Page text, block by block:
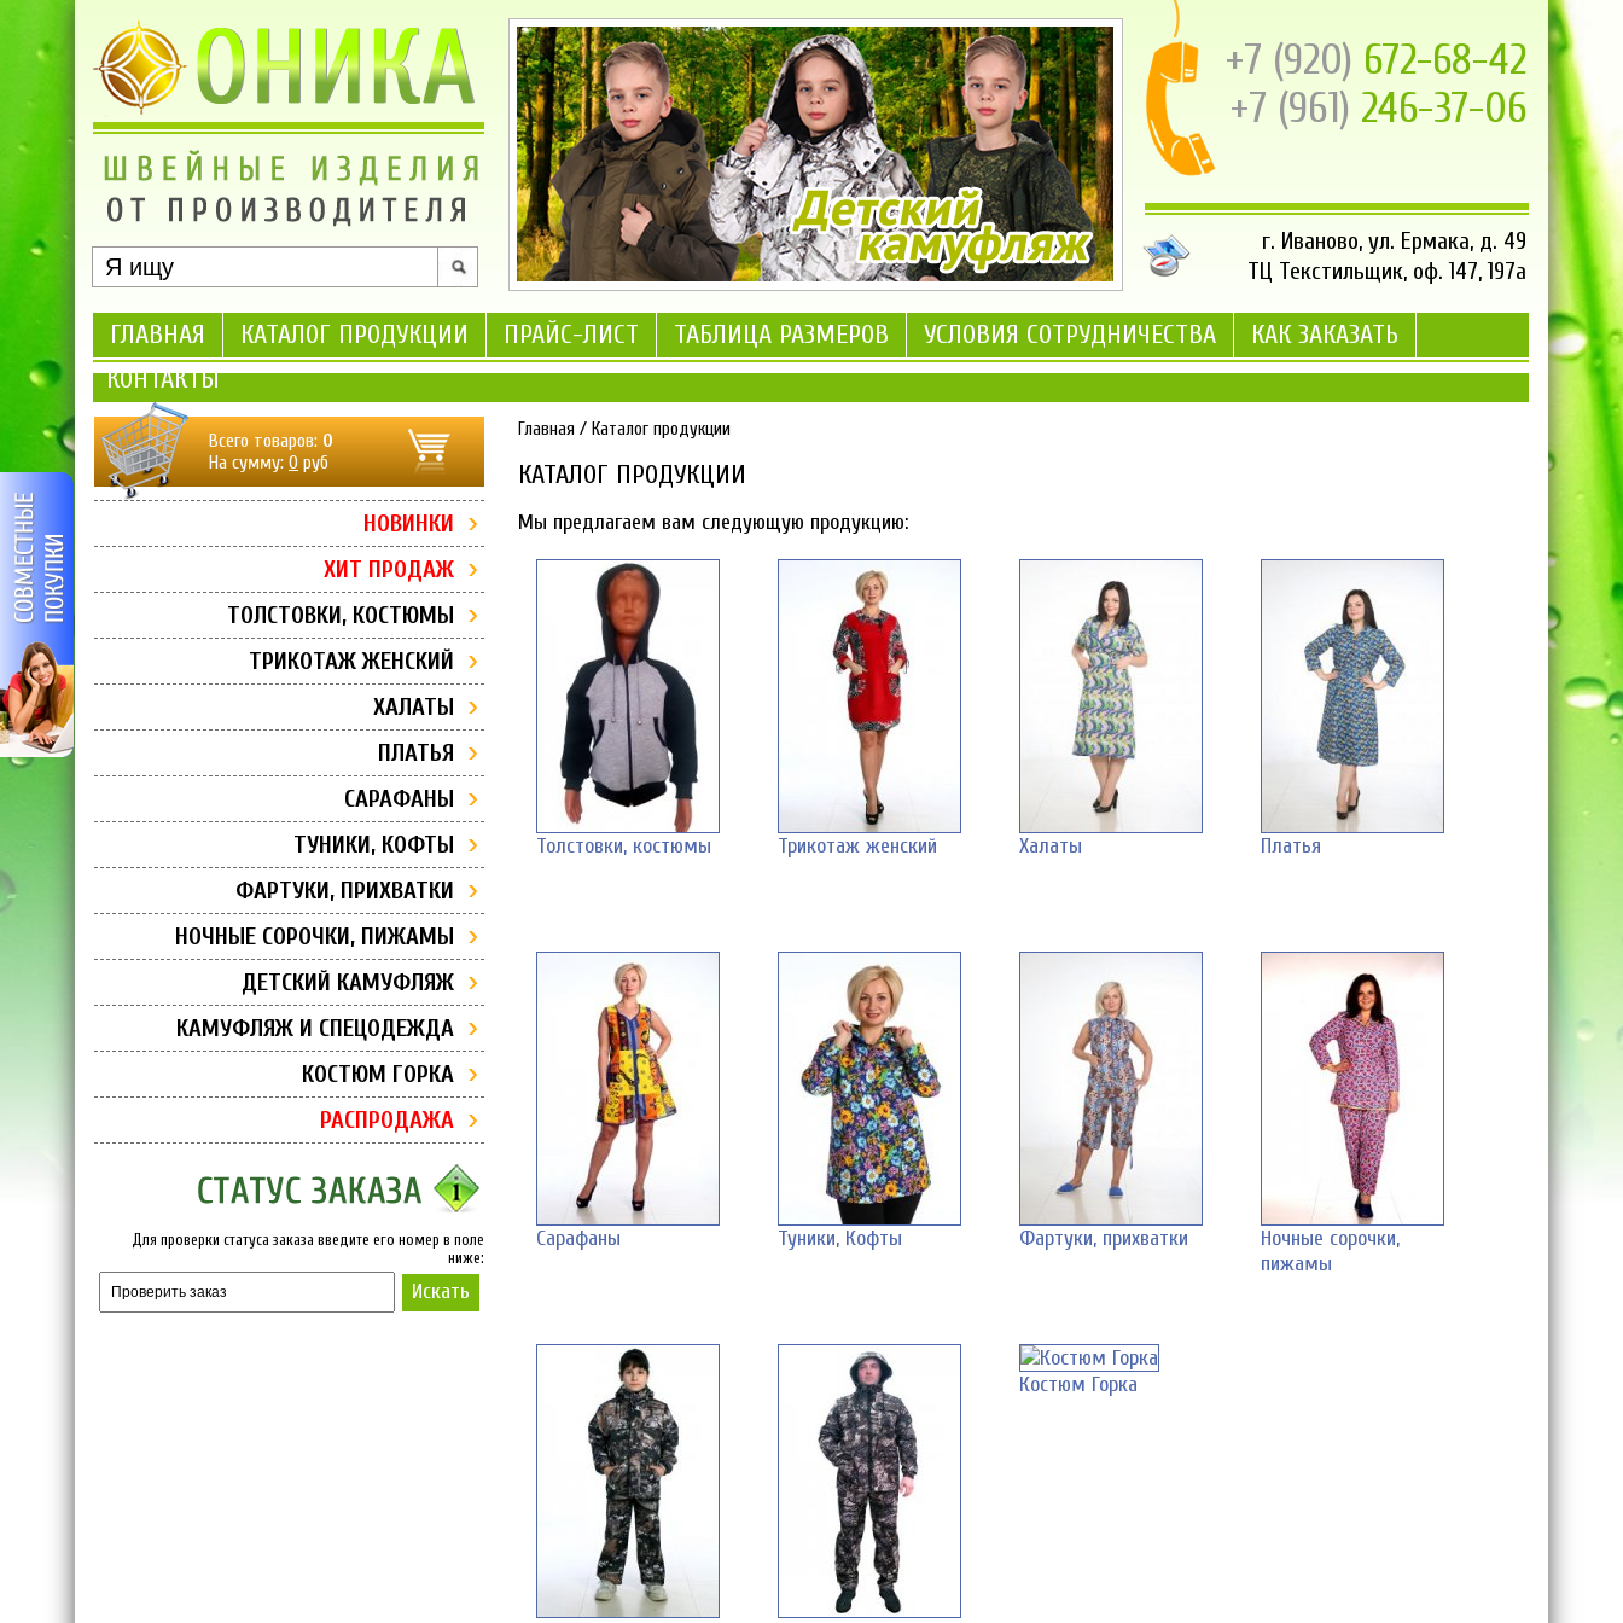
+7 (920) 672-68-42
+7 (961) 246-37-06
г. Иваново, ул. Ермака, д. 49
ТЦ Текстильщик, оф. 147, 197а
ГЛАВНАЯ КАТАЛОГ ПРОДУКЦИИ ПРАЙС-ЛИСТ ТАБЛИЦА РАЗМЕРОВ УСЛОВИЯ СОТРУДНИЧЕСТВА
КАК ЗАКАЗАТЬ
КОНТАКТЫ
Всего товаров: 0
На сумму: 0 руб
НОВИНКИ
ХИТ ПРОДАЖ
ТОЛСТОВКИ, КОСТЮМЫ
ТРИКОТАЖ ЖЕНСКИЙ
ХАЛАТЫ
ПЛАТЬЯ
САРАФАНЫ
ТУНИКИ, КОФТЫ
ФАРТУКИ, ПРИХВАТКИ
НОЧНЫЕ СОРОЧКИ, ПИЖАМЫ
ДЕТСКИЙ КАМУФЛЯЖ
КАМУФЛЯЖ И СПЕЦОДЕЖДА
КОСТЮМ ГОРКА
РАСПРОДАЖА
Для проверки статуса заказа введите его номер в поле
ниже:
Искать
Главная / Каталог продукции
КАТАЛОГ ПРОДУКЦИИ
Мы предлагаем вам следующую продукцию:
Толстовки, костюмы Трикотаж женский Халаты Платья
Сарафаны Туники, Кофты Фартуки, прихватки
Ночные сорочки,
пижамы
Костюм Горка